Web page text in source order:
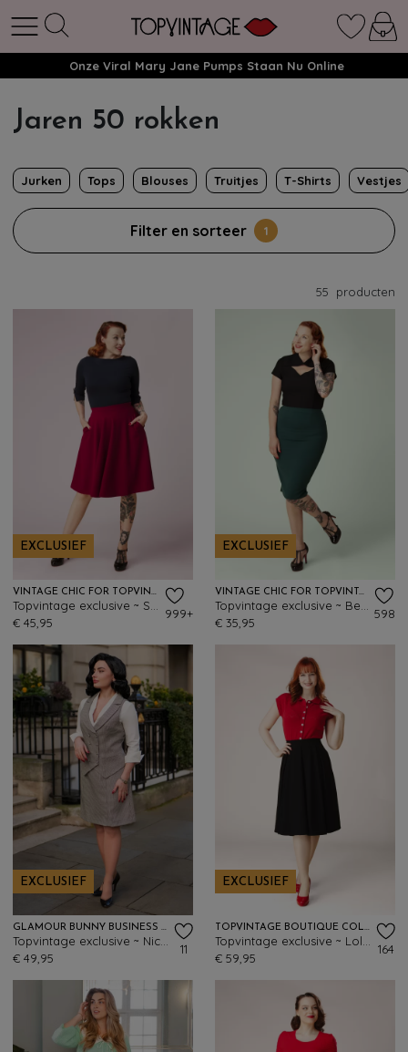
Onze Viral Mary Jane Pumps Staan Nu Online
Jaren 50 rokken
Jurken Tops Blouses Truitjes T-Shirts Vestjes
Filter en sorteer 1
55 producten
EXCLUSIEF
VINTAGE CHIC FOR TOPVINTAGE
€ 45,95
999+
EXCLUSIEF
VINTAGE CHIC FOR TOPVINTAGE
€ 35,95
598
EXCLUSIEF
GLAMOUR BUNNY BUSINESS BABE
€ 49,95
11
EXCLUSIEF
TOPVINTAGE BOUTIQUE COLLECTION
€ 59,95
164